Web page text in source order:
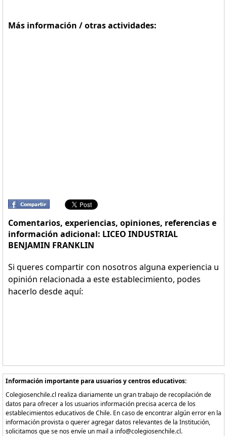
Más información / otras actividades:
Comentarios, experiencias, opiniones, referencias e
información adicional: LICEO INDUSTRIAL
BENJAMIN FRANKLIN
Si queres compartir con nosotros alguna experiencia u
opinión relacionada a este establecimiento, podes
hacerlo desde aquí:
Información importante para usuarios y centros educativos:
Colegiosenchile.cl realiza diariamente un gran trabajo de recopilación de
datos para ofrecer a los usuarios información precisa acerca de los
establecimientos educativos de Chile. En caso de encontrar algún error en la
información provista o querer agregar datos relevantes de la Institución,
solicitamos que se nos envíe un mail a info@colegiosenchile.cl.